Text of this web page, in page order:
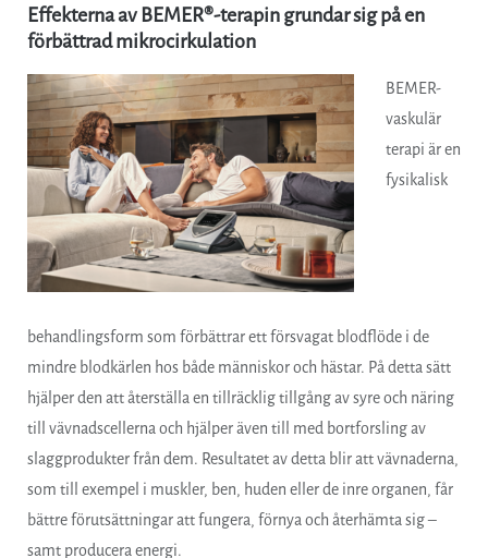
Effekterna av BEMER®-terapin grundar sig på en
förbättrad mikrocirkulation
BEMER-
vaskulär
terapi är en
fysikalisk
behandlingsform som förbättrar ett försvagat blodflöde i de
mindre blodkärlen hos både människor och hästar. På detta sätt
hjälper den att återställa en tillräcklig tillgång av syre och näring
till vävnadscellerna och hjälper även till med bortforsling av
slaggprodukter från dem. Resultatet av detta blir att vävnaderna,
som till exempel i muskler, ben, huden eller de inre organen, får
bättre förutsättningar att fungera, förnya och återhämta sig –
samt producera energi.